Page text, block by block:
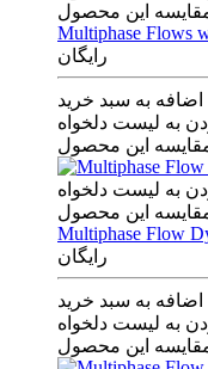
این محصول
Multiphase Flows
رایگان
اضافه به سبد خرید
به لیست دلخواه
این محصول
به لیست دلخواه
این محصول
Multiphase Flow
رایگان
اضافه به سبد خرید
به لیست دلخواه
این محصول